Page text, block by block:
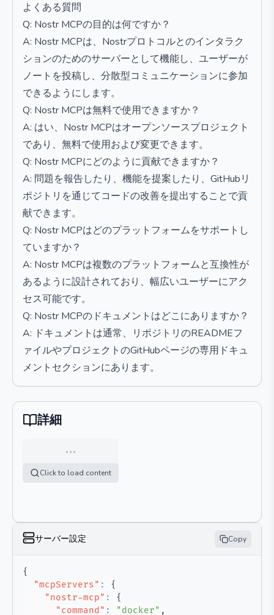
よくある質問
Q: Nostr MCPの目的は何ですか？
A: Nostr MCPは、Nostrプロトコルとのインタラク
ションのためのサーバーとして機能し、ユーザーが
ノートを投稿し、分散型コミュニケーションに参加
できるようにします。
Q: Nostr MCPは無料で使用できますか？
A: はい、Nostr MCPはオープンソースプロジェクト
であり、無料で使用および変更できます。
Q: Nostr MCPにどのように貢献できますか？
A: 問題を報告したり、機能を提案したり、GitHubリ
ポジトリを通じてコードの改善を提出することで貢
献できます。
Q: Nostr MCPはどのプラットフォームをサポートし
ていますか？
A: Nostr MCPは複数のプラットフォームと互換性が
あるように設計されており、幅広いユーザーにアク
セス可能です。
Q: Nostr MCPのドキュメントはどこにありますか？
A: ドキュメントは通常、リポジトリのREADMEフ
ァイルやプロジェクトのGitHubページの専用ドキュ
メントセクションにあります。
詳細
…
Click to load content
サーバー設定 Copy
{
"mcpServers" :
{
"nostr-mcp" :
{
"command" : "docker" ,